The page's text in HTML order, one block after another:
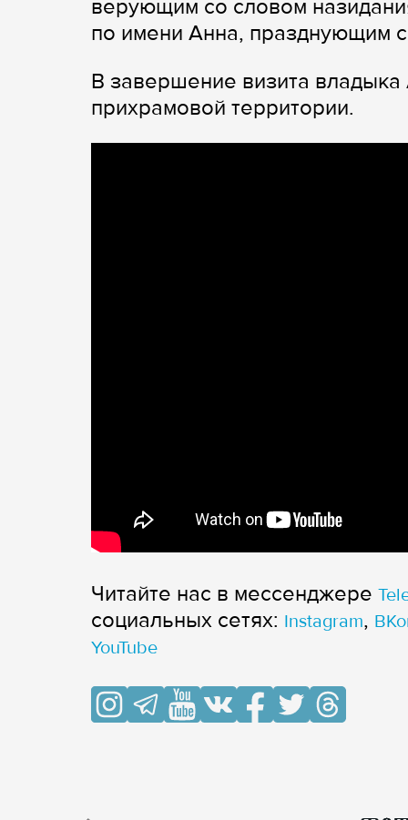
верующим со словом
по имени Анна, празднующим
В завершение визита
прихрамовой территории.
Читайте нас в мессенджере
cоциальных сетях: Instagram,
YouTube